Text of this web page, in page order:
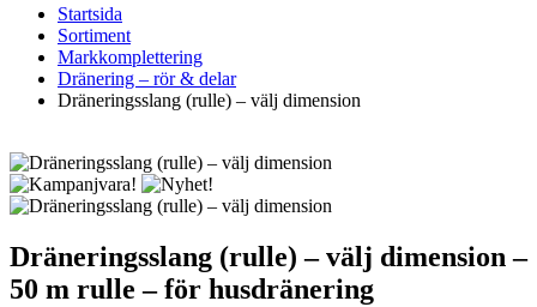
Startsida
Sortiment
Markkomplettering
Dränering – rör & delar
Dräneringsslang (rulle) – välj dimension
Dräneringsslang (rulle) – välj dimension–
50 m rulle – för husdränering